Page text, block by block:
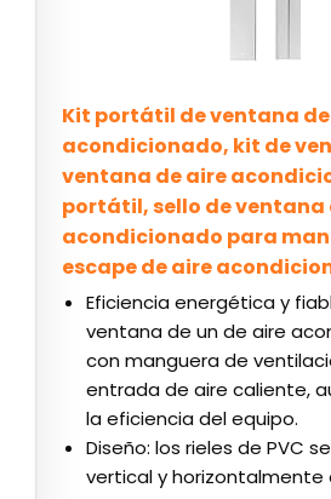
Kit portátil de ventana
acondicionado, kit de
ventana de aire
portátil, sello de ventana
acondicionado para
escape de aire
Eficiencia energética y
ventana de un de aire
con manguera de
entrada de aire caliente,
la eficiencia del equipo.
Diseño: los rieles de PVC
vertical y